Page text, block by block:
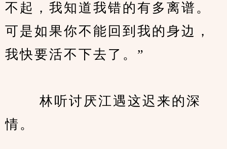
不起，我知道我错的有多离谱。
可是如果你不能回到我的身边，
我快要活不下去了。”
林听讨厌江遇这迟来的深
情。